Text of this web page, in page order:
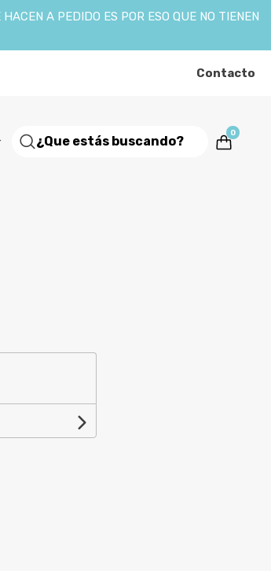
A PEDIDO ES POR ESO QUE NO TIENEN
Contacto
0